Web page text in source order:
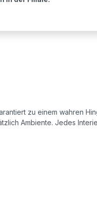
zu einem wahren
Ambiente. Jedes